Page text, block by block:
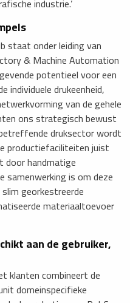
industrie.’
staat onder leiding van
& Machine Automation
potentieel voor een
drukeenheid,
van de gehele
ons strategisch bewust
druksector wordt
productiefaciliteiten juist
door handmatige
samenwerking is om deze
georkestreerde
materiaaltoevoer
aan de gebruiker,
klanten combineert de
domeinspecifieke